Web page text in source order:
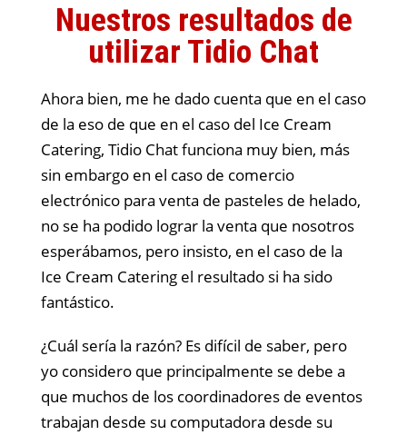
Nuestros resultados de
utilizar Tidio Chat
Ahora bien, me he dado cuenta que en el caso
de la eso de que en el caso del Ice Cream
Catering, Tidio Chat funciona muy bien, más
sin embargo en el caso de comercio
electrónico para venta de pasteles de helado,
no se ha podido lograr la venta que nosotros
esperábamos, pero insisto, en el caso de la
Ice Cream Catering el resultado si ha sido
fantástico.
¿Cuál sería la razón? Es difícil de saber, pero
yo considero que principalmente se debe a
que muchos de los coordinadores de eventos
trabajan desde su computadora desde su